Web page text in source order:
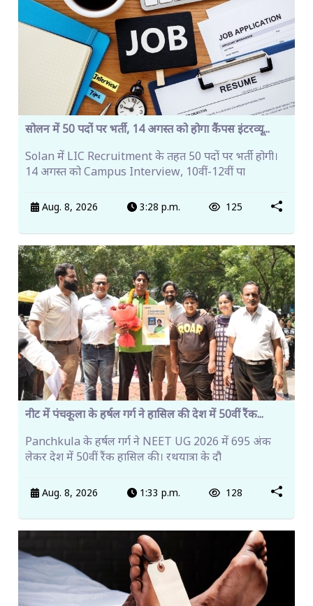
सोलन में 50 पदों पर भर्ती, 14 अगस्त को होगा कैंपस इंटरव्यू...
Solan में LIC Recruitment के तहत 50 पदों पर भर्ती होगी।
14 अगस्त को Campus Interview, 10वीं-12वीं पा
Aug. 8, 2026 3:28 p.m. 125
नीट में पंचकूला के हर्षल गर्ग ने हासिल की देश में 50वीं रैंक...
Panchkula के हर्षल गर्ग ने NEET UG 2026 में 695 अंक
लेकर देश में 50वीं रैंक हासिल की। रथयात्रा के दौ
Aug. 8, 2026 1:33 p.m. 128